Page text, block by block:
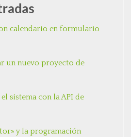
calendario en formulario
un nuevo proyecto de
sistema con la API de
y la programación